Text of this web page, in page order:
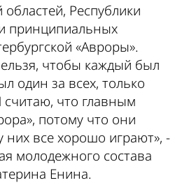
областей, Республики
принципиальных
«Авроры».
чтобы каждый был
один за всех, только
считаю, что главным
потому что они
все хорошо играют», -
молодежного состава
Енина.